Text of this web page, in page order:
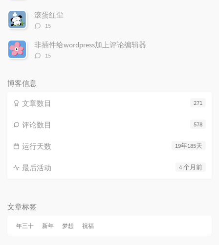
数：
滚蛋红尘
评
数：
15
非插件给wordpress加上评论编辑器
评
15
博客信息
271
文章数目
578
评论数目
19年185天
运行天数
4 个月前
最后活动
文章标签
年三十 新年 梦想 祝福